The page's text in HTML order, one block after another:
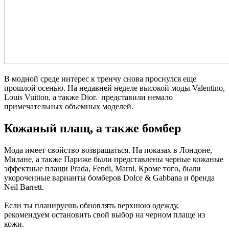
В модной среде интерес к тренчу снова проснулся еще
прошлой осенью. На недавней неделе высокой моды Valentino,
Louis Vuitton, а также Dior. представили немало
примечательных объемных моделей.
Кожаный плащ, а также бомбер
Мода имеет свойство возвращаться. На показах в Лондоне,
Милане, а также Париже были представлены черные кожаные
эффектные плащи Prada, Fendi, Marni. Кроме того, были
укороченные варианты бомберов Dolce & Gabbana и бренда
Neil Barrett.
Если ты планируешь обновлять верхнюю одежду,
рекомендуем остановить свой выбор на черном плаще из
кожи.